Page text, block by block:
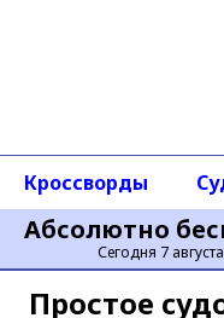
Абсолютно
Сегодня 7
Кроссворды
Простое